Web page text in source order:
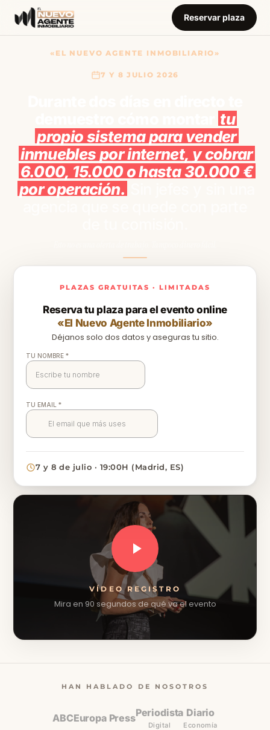
Reservar plaza
«EL NUEVO AGENTE INMOBILIARIO»
7 Y 8 JULIO 2026
tu
propio sistema para vender
inmuebles por internet, y cobrar
6.000, 15.000 o hasta 30.000 €
por operación.
VÍDEO REGISTRO
Mira en 90 segundos de qué va el evento
PLAZAS GRATUITAS · LIMITADAS
Reserva tu plaza para el evento online
«El Nuevo Agente Inmobiliario»
Déjanos solo dos datos y aseguras tu sitio.
7 y 8 de julio · 19:00H (Madrid, ES)
HAN HABLADO DE NOSOTROS
ABCEuropa PressPeriodista
Digital
Diario
Economía